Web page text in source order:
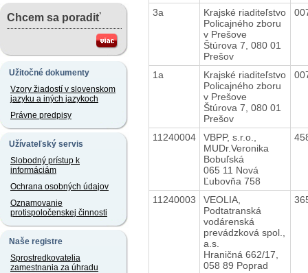
Chcem sa poradiť
Užitočné dokumenty
Vzory žiadostí v slovenskom
jazyku a iných jazykoch
Právne predpisy
Užívateľský servis
Slobodný prístup k
informáciám
Ochrana osobných údajov
Oznamovanie
protispoločenskej činnosti
Naše registre
Sprostredkovatelia
zamestnania za úhradu
3a
Krajské riaditeľstvo
Policajného zboru
v Prešove
Štúrova 7, 080 01
Prešov
1a
Krajské riaditeľstvo
Policajného zboru
v Prešove
Štúrova 7, 080 01
Prešov
11240004
VBPP, s.r.o.,
MUDr.Veronika
Bobuľská
065 11 Nová
Ľubovňa 758
11240003
VEOLIA,
Podtatranská
vodárenská
prevádzková spol.,
a.s.
Hraničná 662/17,
058 89 Poprad